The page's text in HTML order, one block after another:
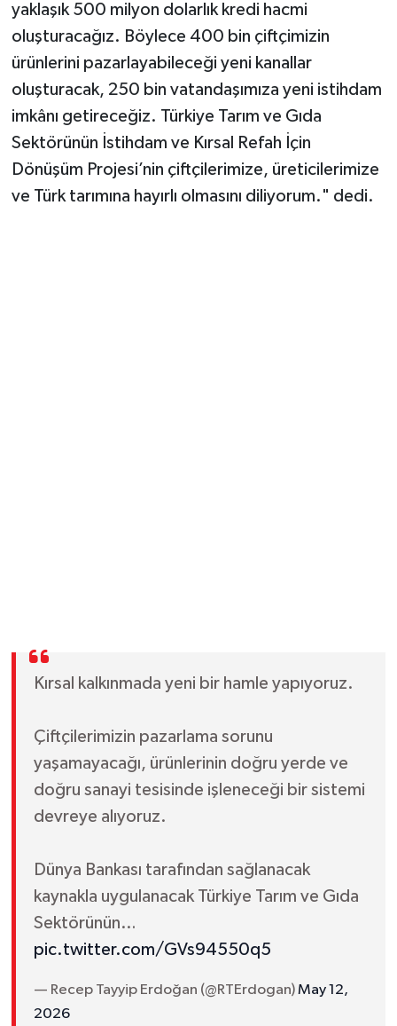
yaklaşık 500 milyon dolarlık kredi hacmi
oluşturacağız. Böylece 400 bin çiftçimizin
ürünlerini pazarlayabileceği yeni kanallar
oluşturacak, 250 bin vatandaşımıza yeni istihdam
imkânı getireceğiz. Türkiye Tarım ve Gıda
Sektörünün İstihdam ve Kırsal Refah İçin
Dönüşüm Projesi’nin çiftçilerimize, üreticilerimize
ve Türk tarımına hayırlı olmasını diliyorum." dedi.
Kırsal kalkınmada yeni bir hamle yapıyoruz.
Çiftçilerimizin pazarlama sorunu
yaşamayacağı, ürünlerinin doğru yerde ve
doğru sanayi tesisinde işleneceği bir sistemi
devreye alıyoruz.
Dünya Bankası tarafından sağlanacak
kaynakla uygulanacak Türkiye Tarım ve Gıda
Sektörünün…
pic.twitter.com/GVs94550q5
— Recep Tayyip Erdoğan (@RTErdogan)May 12,
2026